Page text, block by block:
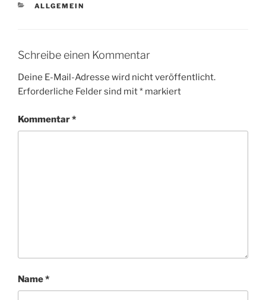
KATEGORIEN
ALLGEMEIN
Schreibe einen Kommentar
Deine E-Mail-Adresse wird nicht veröffentlicht.
Erforderliche Felder sind mit* markiert
Kommentar*
Name*